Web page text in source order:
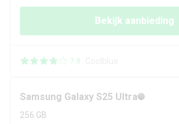
Bekijk aanbieding
7.8
Samsung Galaxy S25 Ultra
256 GB